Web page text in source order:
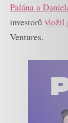
Palána a
investorů vložil
Ventures.